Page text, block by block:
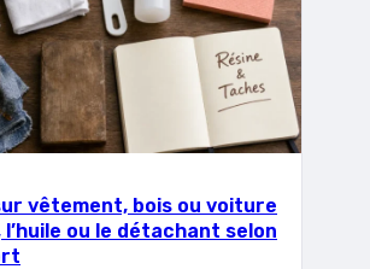
vêtement, bois ou voiture
l’huile ou le détachant selon